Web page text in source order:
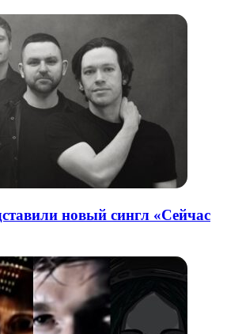
новый сингл «Сейчас